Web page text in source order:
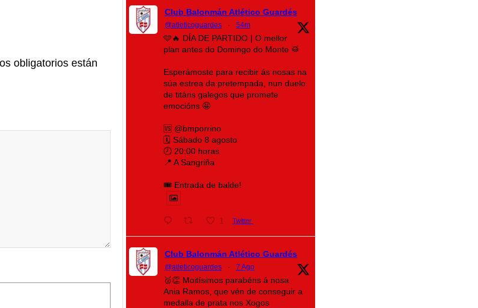
obligatorios están
Club Balonmán Atlético Guardés
@atleticoguardes · 54m
🩵🔥 DÍA DE PARTIDO | O mellor
plan antes do Domingo do Monte 🥁
Esperámoste para recibir ás nosas na
súa estrea da pretempada, nun duelo
de titáns galegos que promete
emocións 🤩
🆚 @bmporrino
🗓️ Sábado 8 agosto
🕗 20:00 horas
📍 A Sangriña
🎟️ Entrada de balde!
1 Twitter
Club Balonmán Atlético Guardés
@atleticoguardes · 7 Ago
🥈👏 Moitísimos parabéns á nosa
Ania Ramos, que vén de conseguir a
medalla de prata nos Xogos